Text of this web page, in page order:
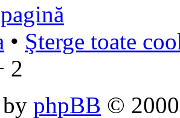
• Şterge toate
2
phpBB ©